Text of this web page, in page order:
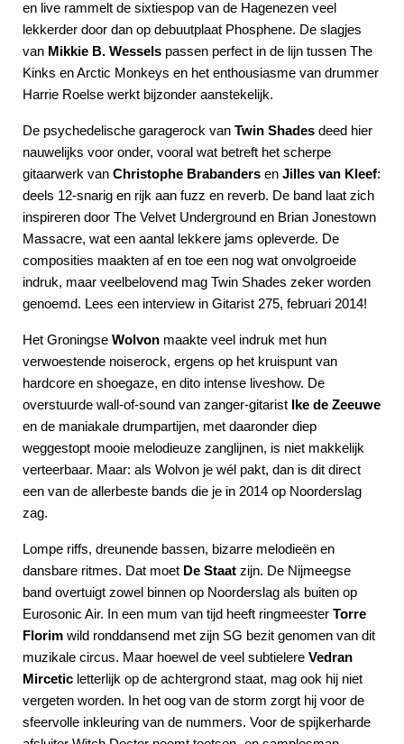
en live rammelt de sixtiespop van de Hagenezen veel
lekkerder door dan op debuutplaat Phosphene. De slagjes
van Mikkie B. Wessels passen perfect in de lijn tussen The
Kinks en Arctic Monkeys en het enthousiasme van drummer
Harrie Roelse werkt bijzonder aanstekelijk.
De psychedelische garagerock van Twin Shades deed hier
nauwelijks voor onder, vooral wat betreft het scherpe
gitaarwerk van Christophe Brabanders en Jilles van Kleef:
deels 12-snarig en rijk aan fuzz en reverb. De band laat zich
inspireren door The Velvet Underground en Brian Jonestown
Massacre, wat een aantal lekkere jams opleverde. De
composities maakten af en toe een nog wat onvolgroeide
indruk, maar veelbelovend mag Twin Shades zeker worden
genoemd. Lees een interview in Gitarist 275, februari 2014!
Het Groningse Wolvon maakte veel indruk met hun
verwoestende noiserock, ergens op het kruispunt van
hardcore en shoegaze, en dito intense liveshow. De
overstuurde wall-of-sound van zanger-gitarist Ike de Zeeuwe
en de maniakale drumpartijen, met daaronder diep
weggestopt mooie melodieuze zanglijnen, is niet makkelijk
verteerbaar. Maar: als Wolvon je wél pakt, dan is dit direct
een van de allerbeste bands die je in 2014 op Noorderslag
zag.
Lompe riffs, dreunende bassen, bizarre melodieën en
dansbare ritmes. Dat moet De Staat zijn. De Nijmeegse
band overtuigt zowel binnen op Noorderslag als buiten op
Eurosonic Air. In een mum van tijd heeft ringmeester Torre
Florim wild ronddansend met zijn SG bezit genomen van dit
muzikale circus. Maar hoewel de veel subtielere Vedran
Mircetic letterlijk op de achtergrond staat, mag ook hij niet
vergeten worden. In het oog van de storm zorgt hij voor de
sfeervolle inkleuring van de nummers. Voor de spijkerharde